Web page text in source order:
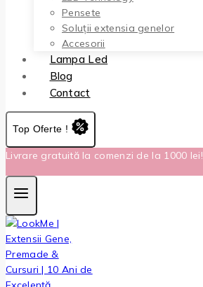
Pensete
Soluții extensia genelor
Accesorii
Lampa Led
Blog
Contact
Top Oferte !
Livrare gratuită la comenzi de la 1000 lei!